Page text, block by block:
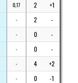
0,17 2
+1
- 2
-
- 0
-
- 0
-
- 4
+2
- 0
-1